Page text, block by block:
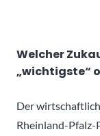
Welcher
„wichtigste“
Der
Rheinland-Pfalz-